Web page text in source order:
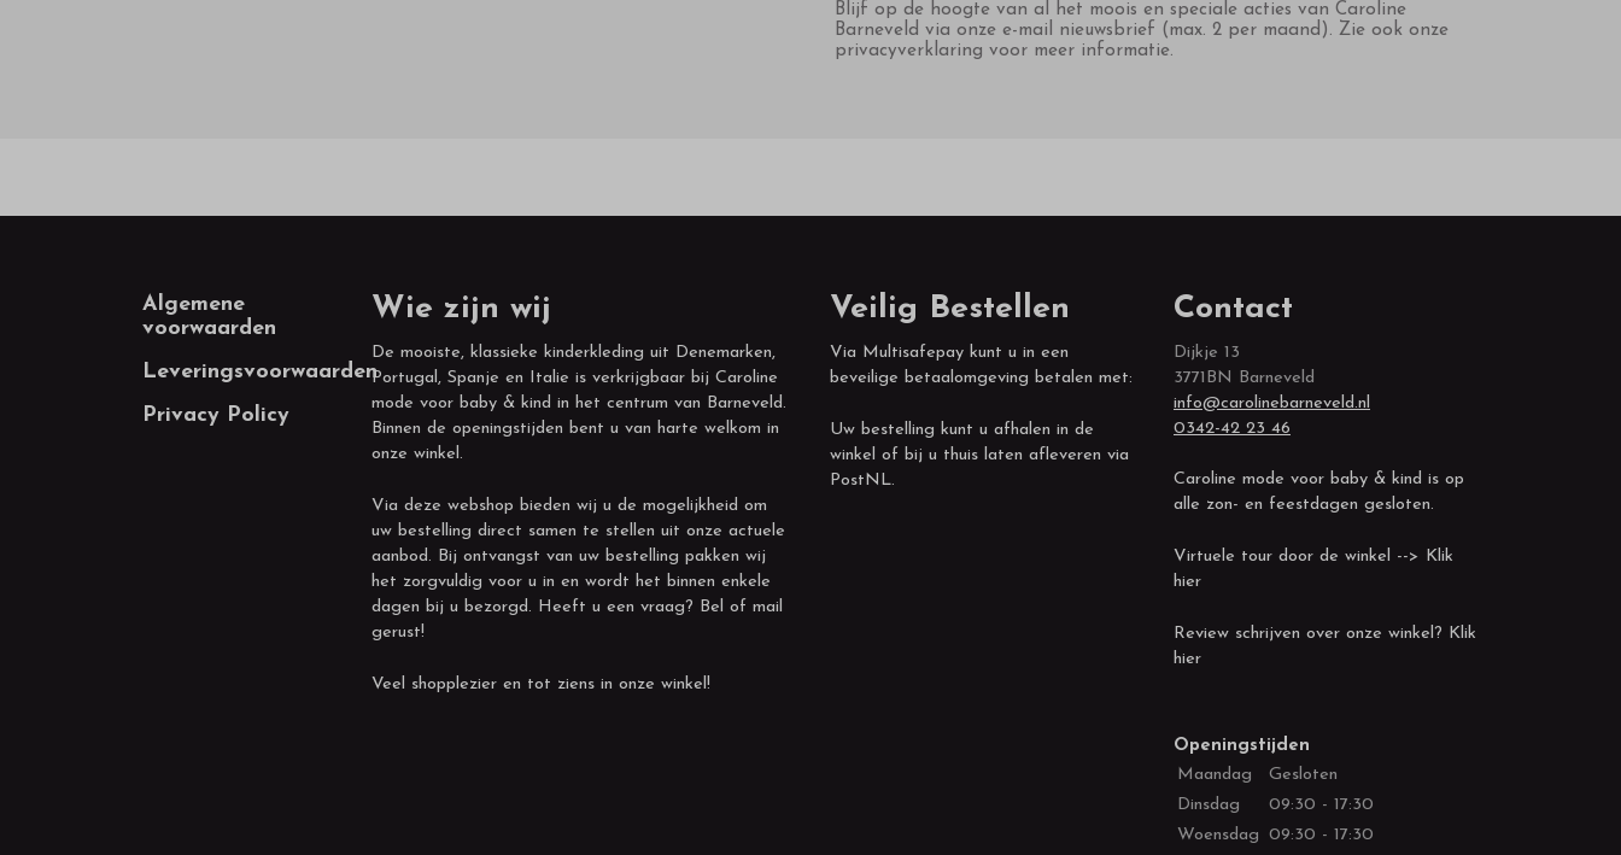
Blijf op de hoogte van al het moois en speciale acties van Caroline
Barneveld via onze e-mail nieuwsbrief (max. 2 per maand). Zie ook onze
privacyverklaring voor meer informatie.
Footer
Algemene
voorwaarden
Leveringsvoorwaarden
Privacy Policy
Wie zijn wij
De mooiste, klassieke kinderkleding uit Denemarken,
Portugal, Spanje en Italie is verkrijgbaar bij Caroline
mode voor baby & kind in het centrum van Barneveld.
Binnen de openingstijden bent u van harte welkom in
onze winkel.
Via deze webshop bieden wij u de mogelijkheid om
uw bestelling direct samen te stellen uit onze actuele
aanbod. Bij ontvangst van uw bestelling pakken wij
het zorgvuldig voor u in en wordt het binnen enkele
dagen bij u bezorgd. Heeft u een vraag? Bel of mail
gerust!
Veel shopplezier en tot ziens in onze winkel!
Veilig Bestellen
Via Multisafepay kunt u in een
beveilige betaalomgeving betalen met:
Uw bestelling kunt u afhalen in de
winkel of bij u thuis laten afleveren via
PostNL.
Contact
Dijkje 13
3771BN Barneveld
info@carolinebarneveld.nl
0342-42 23 46
Caroline mode voor baby & kind is op
alle zon- en feestdagen gesloten.
Virtuele tour door de winkel --> Klik
hier
Review schrijven over onze winkel? Klik
hier
Openingstijden
Maandag
Gesloten
Dinsdag
09:30 - 17:30
Woensdag 09:30 - 17:30